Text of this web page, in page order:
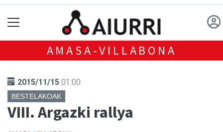
AMASA-VILLABONA
2015/11/15 01:00
BESTELAKOAK
VIII. Argazki rallya